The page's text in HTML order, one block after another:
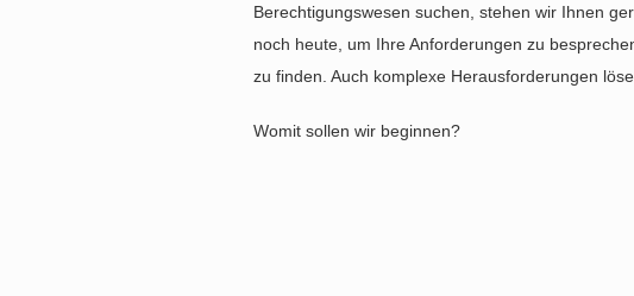
Berechtigungswesen suchen, stehen wir Ihnen
noch heute, um Ihre Anforderungen zu
zu finden. Auch komplexe Herausforderungen
Womit sollen wir beginnen?